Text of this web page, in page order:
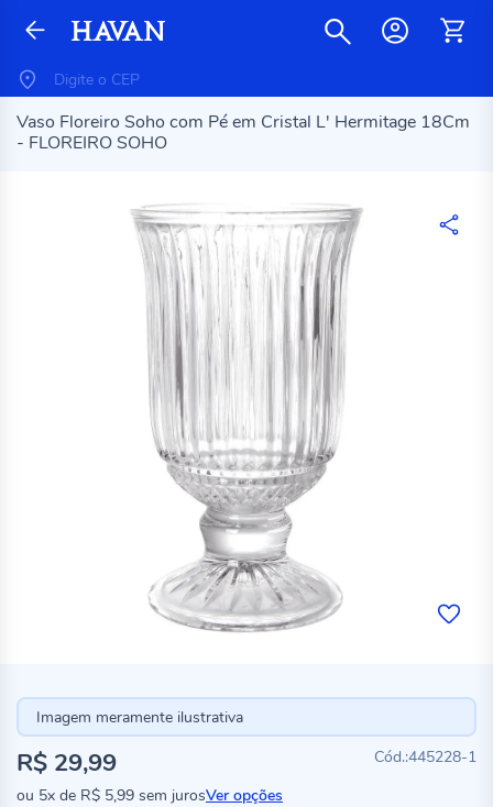
Vaso Floreiro Soho com Pé em Cristal L' Hermitage 18Cm
- FLOREIRO SOHO
Imagem meramente ilustrativa
445228-1
R$ 29,99
ou 5x de R$ 5,99 sem jurosVer opções